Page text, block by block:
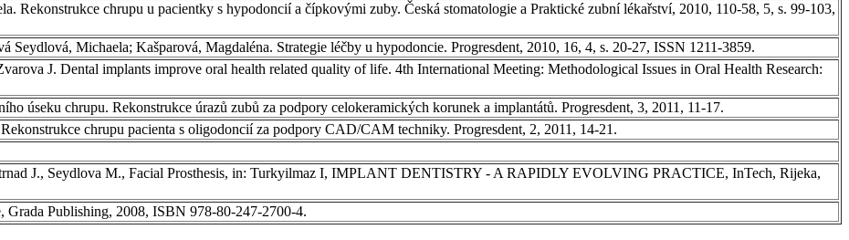
Rekonstrukce chrupu u pacientky s hypodoncií a čípkovými zuby. Česká stomatologie a Praktické zubní lékařství, 2010, 110-58, 5, s. 99-103,
Michaela; Kašparová, Magdaléna. Strategie léčby u hypodoncie. Progresdent, 2010, 16, 4, s. 20-27, ISSN 1211-3859.
J. Dental implants improve oral health related quality of life. 4th International Meeting: Methodological Issues in Oral Health Research:
úseku chrupu. Rekonstrukce úrazů zubů za podpory celokeramických korunek a implantátů. Progresdent, 3, 2011, 11-17.
chrupu pacienta s oligodoncií za podpory CAD/CAM techniky. Progresdent, 2, 2011, 14-21.
J., Seydlova M., Facial Prosthesis, in: Turkyilmaz I, IMPLANT DENTISTRY - A RAPIDLY EVOLVING PRACTICE, InTech, Rijeka,
Publishing, 2008, ISBN 978-80-247-2700-4.